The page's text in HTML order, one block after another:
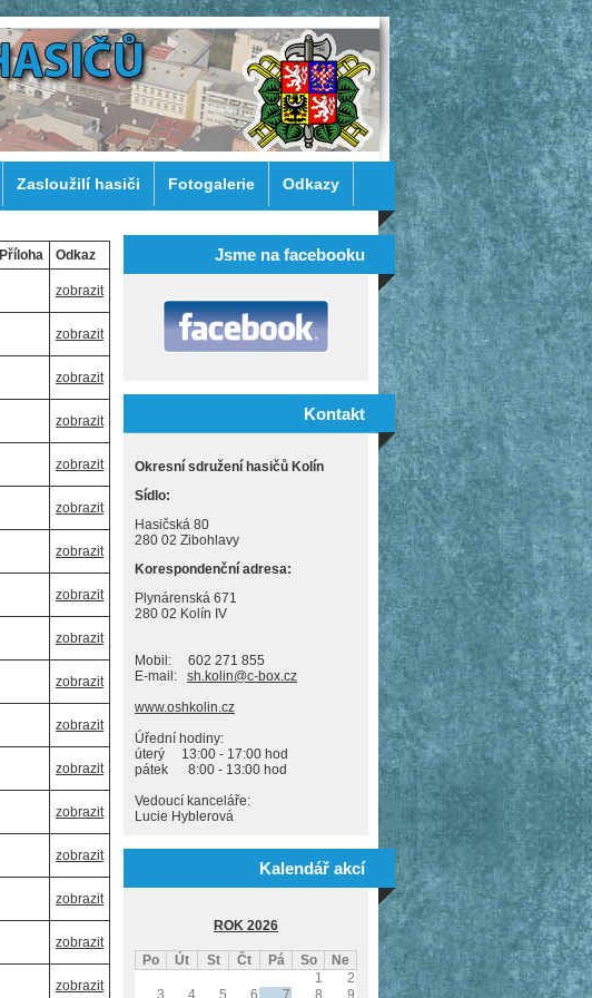
Zasloužilí hasiči Fotogalerie Odkazy
Příloha
Odkaz
zobrazit
zobrazit
zobrazit
zobrazit
zobrazit
zobrazit
zobrazit
zobrazit
zobrazit
zobrazit
zobrazit
zobrazit
zobrazit
zobrazit
zobrazit
zobrazit
zobrazit
Jsme na facebooku
Kontakt
Okresní sdružení hasičů Kolín
Sídlo:
Hasičská 80
280 02 Zibohlavy
Korespondenční adresa:
Plynárenská 671
280 02 Kolín IV
Mobil: 602 271 855
E-mail: sh.kolin@c-box.cz
www.oshkolin.cz
Úřední hodiny:
úterý 13:00 - 17:00 hod
pátek 8:00 - 13:00 hod
Vedoucí kanceláře:
Lucie Hyblerová
Kalendář akcí
ROK 2026
Po Út St Čt Pá So
Ne
1
2